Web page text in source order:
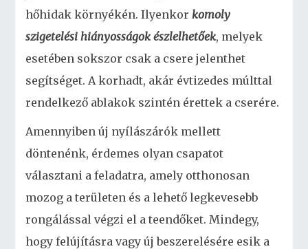
hőhidak környékén. Ilyenkorkomoly
szigetelési hiányosságok észlelhetőek, melyek
esetében sokszor csak a csere jelenthet
segítséget. A korhadt, akár évtizedes múlttal
rendelkező ablakok szintén érettek a cserére.
Amennyiben új nyílászárók mellett
döntenénk, érdemes olyan csapatot
választani a feladatra, amely otthonosan
mozog a területen és a lehető legkevesebb
rongálással végzi el a teendőket. Mindegy,
hogy felújításra vagy új beszerelésére esik a